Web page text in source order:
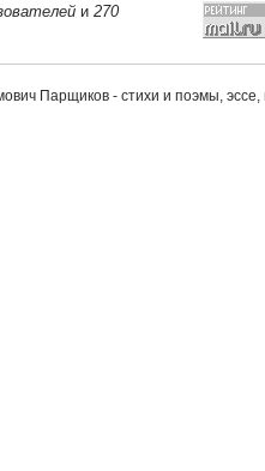
и 270
Парщиков - стихи и поэмы,